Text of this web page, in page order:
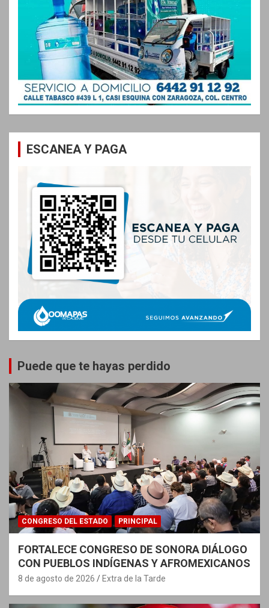
ESCANEA Y PAGA
Puede que te hayas perdido
CONGRESO DEL ESTADO PRINCIPAL
FORTALECE CONGRESO DE SONORA DIÁLOGO
CON PUEBLOS INDÍGENAS Y AFROMEXICANOS
8 de agosto de 2026 Extra de la Tarde